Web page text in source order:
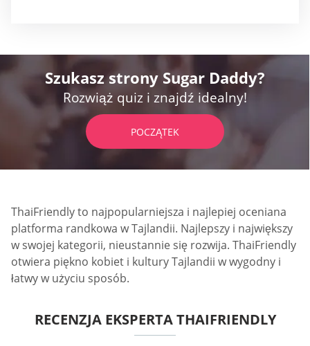
Szukasz strony Sugar Daddy?
Rozwiąż quiz i znajdź idealny!
POCZĄTEK
ThaiFriendly to najpopularniejsza i najlepiej oceniana
platforma randkowa w Tajlandii. Najlepszy i największy
w swojej kategorii, nieustannie się rozwija. ThaiFriendly
otwiera piękno kobiet i kultury Tajlandii w wygodny i
łatwy w użyciu sposób.
RECENZJA EKSPERTA THAIFRIENDLY